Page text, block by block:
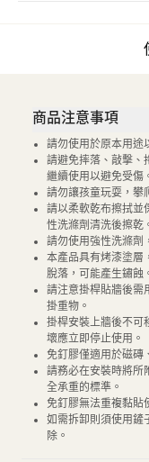
商品注意事項
請勿使用於原本用途
請避免摔落、敲擊、
繼續使用以避免受傷
請勿讓孩童玩耍，攀
請以柔軟乾布擦拭並
性洗滌劑清洗後擦乾
請勿使用強性洗滌劑
本產品具有烤漆塗層
脫落，可能產生鏽蝕
請注意掛桿貼牆後需
掛重物。
掛桿安裝上牆後不可
壞應立即停止使用。
免釘膠僅適用於磁磚
請務必在安裝時將所
全承重的標準。
免釘膠無法重複黏貼
如需拆卸則須使用鏟
除。